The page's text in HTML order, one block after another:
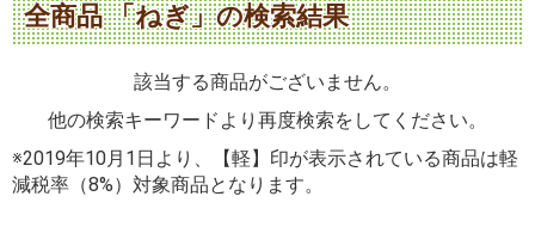
全商品 「ねぎ」の検索結果
該当する商品がございません。
他の検索キーワードより再度検索をしてください。
※2019年10月1日より、【軽】印が表示されている商品は軽
減税率（8%）対象商品となります。